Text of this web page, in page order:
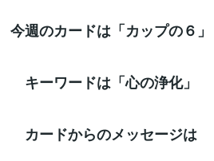
今週のカードは「カップの６」
キーワードは「心の浄化」
カードからのメッセージは